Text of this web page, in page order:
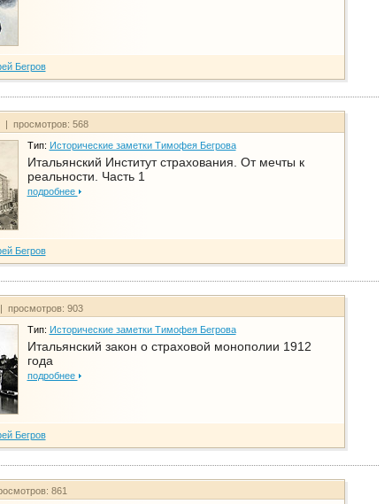
Бегров
| просмотров: 568
Тип: Исторические заметки Тимофея Бегрова
Итальянский Институт страхования. От мечты к
реальности. Часть 1
подробнее
Бегров
просмотров: 903
Тип: Исторические заметки Тимофея Бегрова
Итальянский закон о страховой монополии 1912
года
подробнее
Бегров
861